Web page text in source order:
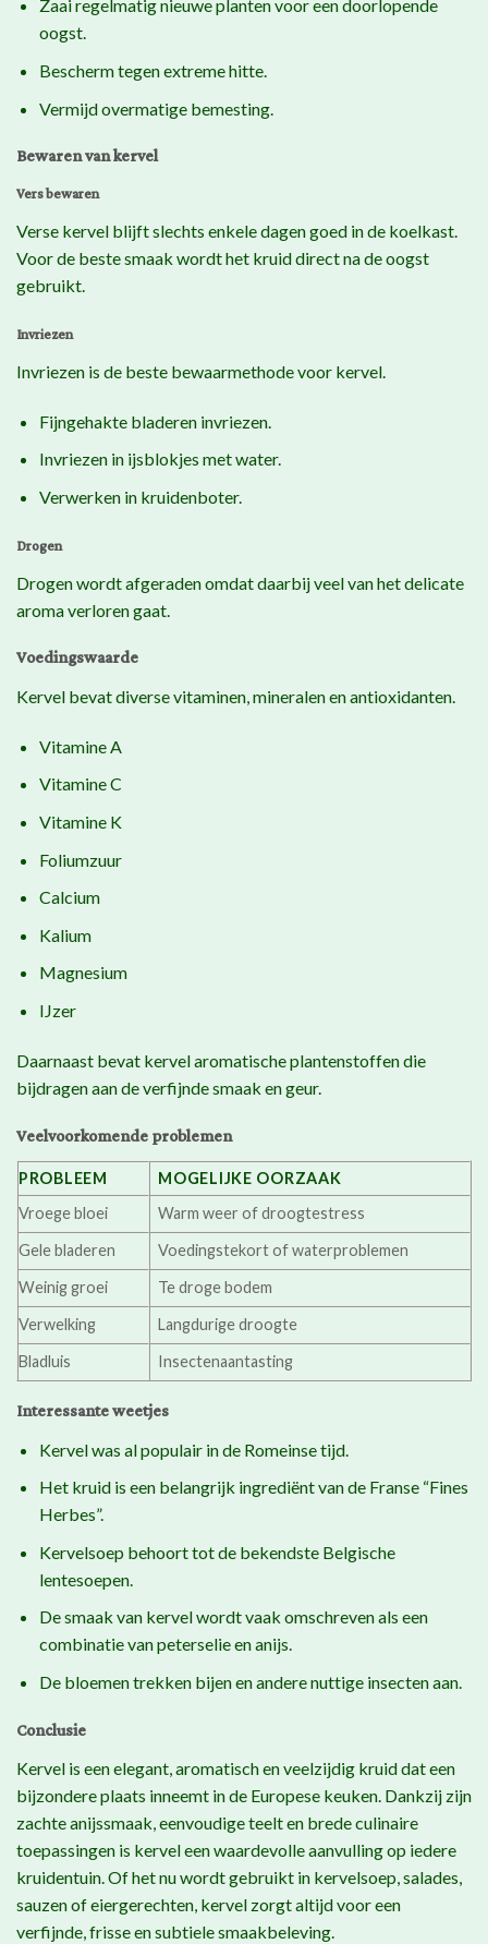
Zaai regelmatig nieuwe planten voor een doorlopende
oogst.
Bescherm tegen extreme hitte.
Vermijd overmatige bemesting.
Bewaren van kervel
Vers bewaren
Verse kervel blijft slechts enkele dagen goed in de koelkast.
Voor de beste smaak wordt het kruid direct na de oogst
gebruikt.
Invriezen
Invriezen is de beste bewaarmethode voor kervel.
Fijngehakte bladeren invriezen.
Invriezen in ijsblokjes met water.
Verwerken in kruidenboter.
Drogen
Drogen wordt afgeraden omdat daarbij veel van het delicate
aroma verloren gaat.
Voedingswaarde
Kervel bevat diverse vitaminen, mineralen en antioxidanten.
Vitamine A
Vitamine C
Vitamine K
Foliumzuur
Calcium
Kalium
Magnesium
IJzer
Daarnaast bevat kervel aromatische plantenstoffen die
bijdragen aan de verfijnde smaak en geur.
Veelvoorkomende problemen
PROBLEEM
MOGELIJKE OORZAAK
Vroege bloei
Warm weer of droogtestress
Gele bladeren
Voedingstekort of waterproblemen
Weinig groei
Te droge bodem
Verwelking
Langdurige droogte
Bladluis
Insectenaantasting
Interessante weetjes
Kervel was al populair in de Romeinse tijd.
Het kruid is een belangrijk ingrediënt van de Franse “Fines
Herbes”.
Kervelsoep behoort tot de bekendste Belgische
lentesoepen.
De smaak van kervel wordt vaak omschreven als een
combinatie van peterselie en anijs.
De bloemen trekken bijen en andere nuttige insecten aan.
Conclusie
Kervel is een elegant, aromatisch en veelzijdig kruid dat een
bijzondere plaats inneemt in de Europese keuken. Dankzij zijn
zachte anijssmaak, eenvoudige teelt en brede culinaire
toepassingen is kervel een waardevolle aanvulling op iedere
kruidentuin. Of het nu wordt gebruikt in kervelsoep, salades,
sauzen of eiergerechten, kervel zorgt altijd voor een
verfijnde, frisse en subtiele smaakbeleving.